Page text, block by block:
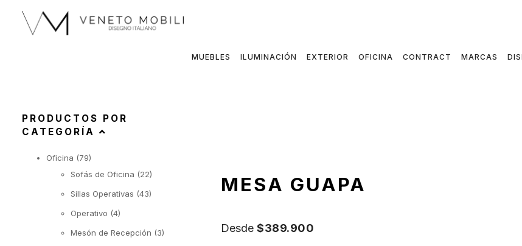
contenido
MUEBLES ILUMINACIÓN EXTERIOR OFICINA CONTRACT MARCAS
MESA GUAPA
Desde $389.900
PRODUCTOS POR
CATEGORÍA
Oficina (79)
Sofás de Oficina (22)
Sillas Operativas (43)
Operativo (4)
Mesón de Recepción (3)